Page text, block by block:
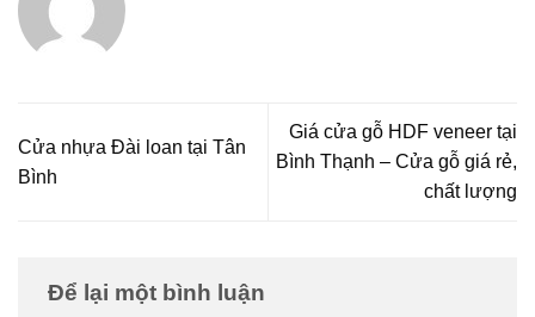
Cửa nhựa Đài loan tại Tân
Bình
Giá cửa gỗ HDF veneer tại
Bình Thạnh – Cửa gỗ giá rẻ,
chất lượng
Để lại một bình luận